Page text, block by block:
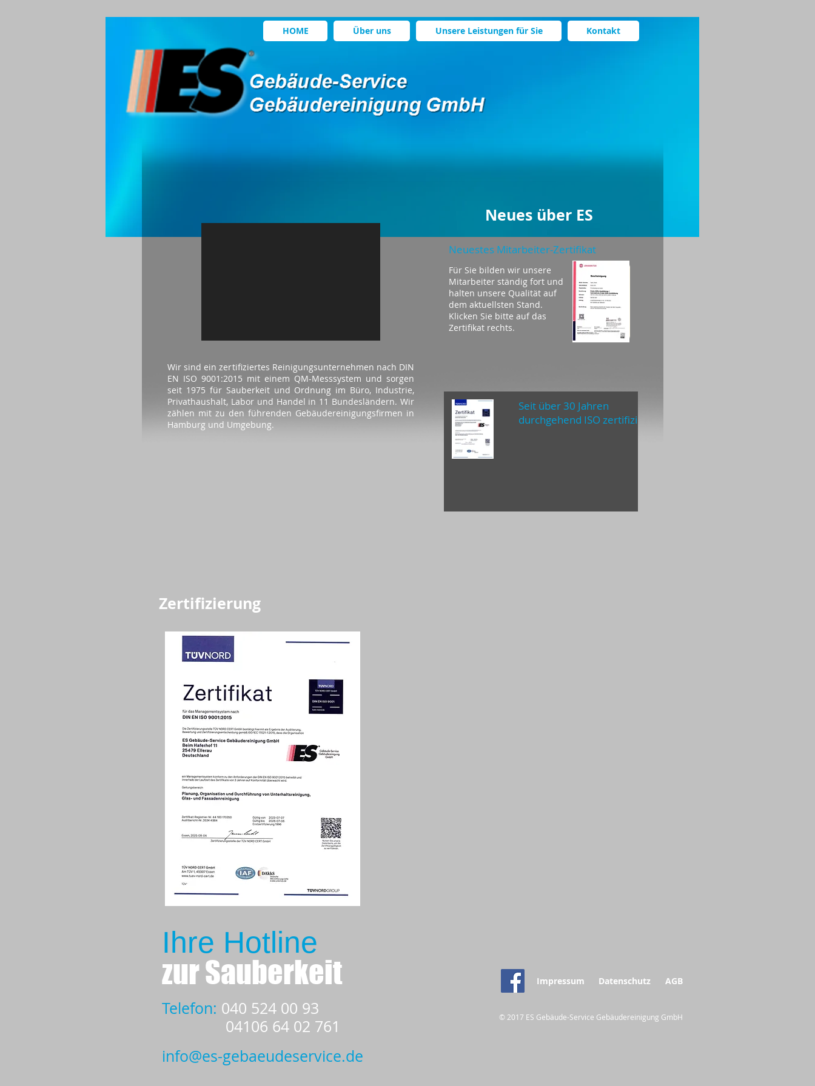
HOME Über uns Unsere Leistungen für Sie Kontakt
Unser Motto:
Wir sind ein zertifiziertes Reinigungsunternehmen nach DIN
EN ISO 9001:2015 mit einem QM-Messsystem und sorgen
seit 1975 für Sauberkeit und Ordnung im Büro, Industrie,
Privathaushalt, Labor und Handel in 11 Bundesländern. Wir
zählen mit zu den führenden Gebäudereinigungsfirmen in
Hamburg und Umgebung.
Neues über ES
Neuestes Mitarbeiter-Zertifikat
Für Sie bilden wir unsere
Mitarbeiter ständig fort und
halten unsere Qualität auf
dem aktuellsten Stand.
Klicken Sie bitte auf das
Zertifikat rechts.
Seit über 30 Jahren
durchgehend ISO zertifiziert !
Zertifizierung
Ihre Hotline
zur Sauberkeit
Telefon: 040 524 00 93
04106 64 02 761
info@es-gebaeudeservice.de
Impressum Datenschutz AGB
© 2017 ES Gebäude-Service Gebäudereinigung GmbH